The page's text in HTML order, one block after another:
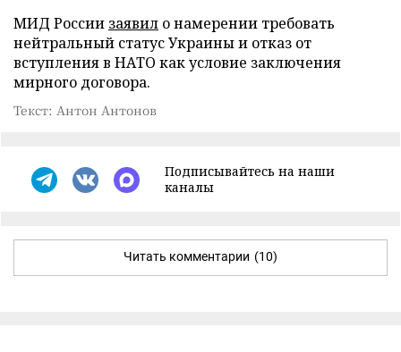
МИД России заявил о намерении требовать
нейтральный статус Украины и отказ от
вступления в НАТО как условие заключения
мирного договора.
Текст: Антон Антонов
Подписывайтесь на наши
каналы
Читать комментарии (10)